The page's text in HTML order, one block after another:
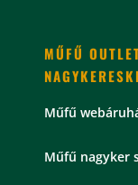
MŰFŰ
Műfű
Műfű nagyker